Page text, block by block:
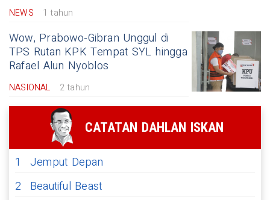
NEWS 1 tahun
Wow, Prabowo-Gibran Unggul di
TPS Rutan KPK Tempat SYL hingga
Rafael Alun Nyoblos
NASIONAL 2 tahun
CATATAN DAHLAN ISKAN
1
Jemput Depan
2
Beautiful Beast